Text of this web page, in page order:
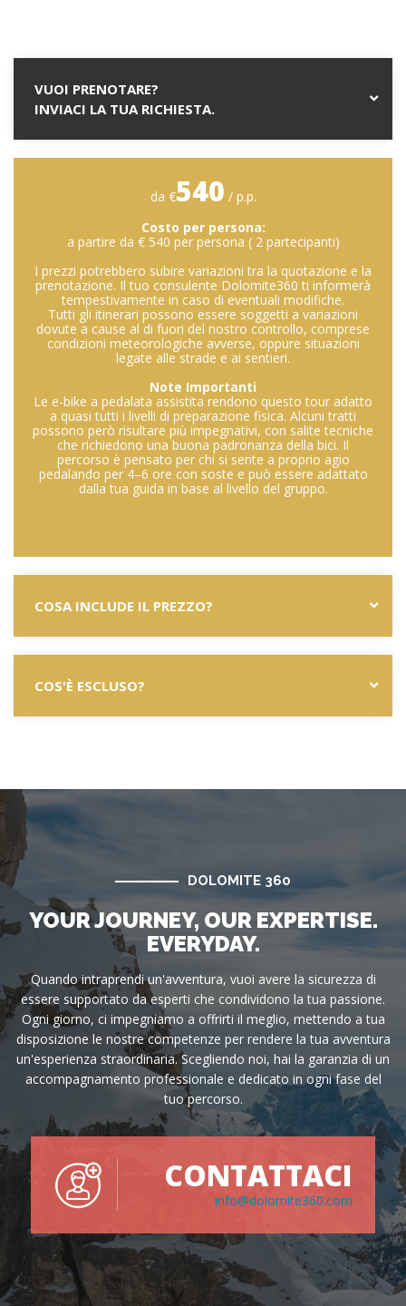
VUOI PRENOTARE?
INVIACI LA TUA RICHIESTA.
da €540 / p.p.
Costo per persona:
a partire da € 540 per persona ( 2 partecipanti)
I prezzi potrebbero subire variazioni tra la quotazione e la
prenotazione. Il tuo consulente Dolomite360 ti informerà
tempestivamente in caso di eventuali modifiche.
Tutti gli itinerari possono essere soggetti a variazioni
dovute a cause al di fuori del nostro controllo, comprese
condizioni meteorologiche avverse, oppure situazioni
legate alle strade e ai sentieri.
Note Importanti
Le e-bike a pedalata assistita rendono questo tour adatto
a quasi tutti i livelli di preparazione fisica. Alcuni tratti
possono però risultare più impegnativi, con salite tecniche
che richiedono una buona padronanza della bici. Il
percorso è pensato per chi si sente a proprio agio
pedalando per 4–6 ore con soste e può essere adattato
dalla tua guida in base al livello del gruppo.
COSA INCLUDE IL PREZZO?
COS'È ESCLUSO?
DOLOMITE 360
YOUR JOURNEY, OUR EXPERTISE.
EVERYDAY.
Quando intraprendi un'avventura, vuoi avere la sicurezza di
essere supportato da esperti che condividono la tua passione.
Ogni giorno, ci impegniamo a offrirti il meglio, mettendo a tua
disposizione le nostre competenze per rendere la tua avventura
un'esperienza straordinaria. Scegliendo noi, hai la garanzia di un
accompagnamento professionale e dedicato in ogni fase del
tuo percorso.
CONTATTACI
info@dolomite360.com